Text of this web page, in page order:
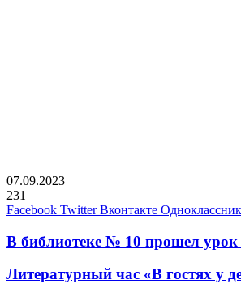
07.09.2023
231
Facebook Twitter Вконтакте
В библиотеке № 10 прошел урок
Литературный час «В гостях у